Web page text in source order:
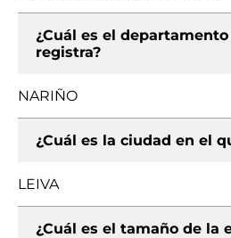
¿Cuál es el
registra?
NARIÑO
¿Cuál es la ciudad en el
LEIVA
¿Cuál es el tamaño de la